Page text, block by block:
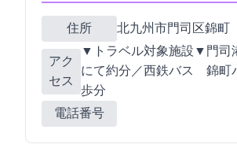
住所 北九州市門司区錦町11-28
アク
セス
▼GO TOトラベル対象施設▼JR
にて約10分／西鉄バス 錦町
歩1分
電話番号